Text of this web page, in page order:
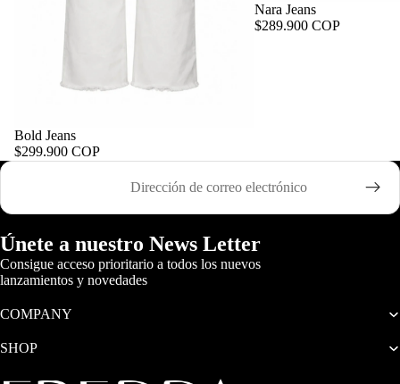
Bold Jeans
$299.900 COP
Nara Jeans
$289.900 COP
Correo electrónico
Únete a nuestro News Letter
Consigue acceso prioritario a todos los nuevos
lanzamientos y novedades
COMPANY
SHOP